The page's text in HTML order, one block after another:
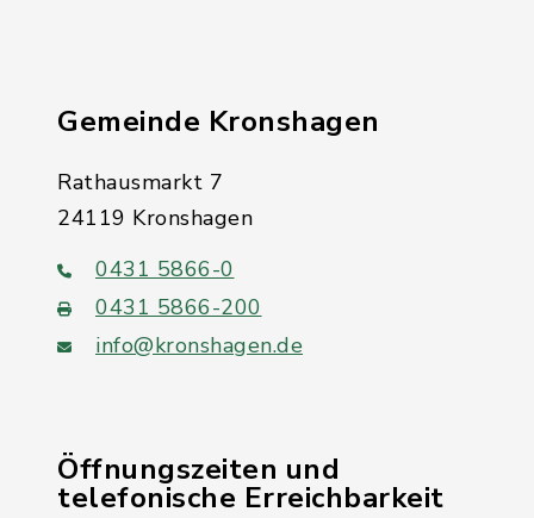
Gemeinde Kronshagen
Rathausmarkt 7
24119 Kronshagen
0431 5866-0
0431 5866-200
info@kronshagen.de
Öffnungszeiten und
telefonische Erreichbarkeit